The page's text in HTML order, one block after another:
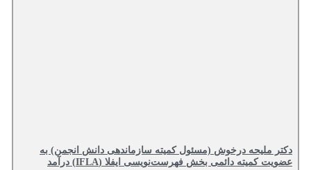
دکتر ملیحه درخوش (مسئول کمیته سازماندهی دانش انجمن) به
عضویت کمیته دائمی بخش فهرست‌نویسی ایفلا (IFLA) درآمد